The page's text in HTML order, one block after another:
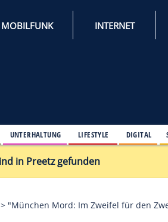
MOBILFUNK
AUTO UNTERHALTUNG